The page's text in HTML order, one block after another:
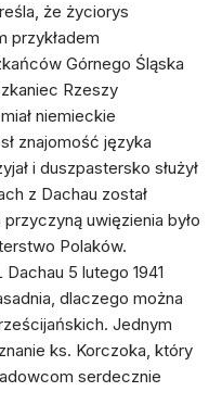
że życiorys
przykładem
Górnego Śląska
Rzeszy
niemieckie
znajomość języka
i duszpastersko służył
z Dachau został
uwięzienia było
Polaków.
5 lutego 1941
dlaczego można
Jednym
ks. Korczoka, który
serdecznie